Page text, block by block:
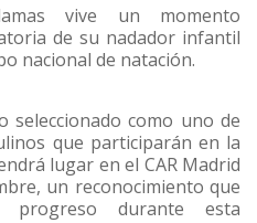
vive un momento
de su nadador infantil
nacional de natación.
seleccionado como uno de
que participarán en la
lugar en el CAR Madrid
un reconocimiento que
progreso durante esta